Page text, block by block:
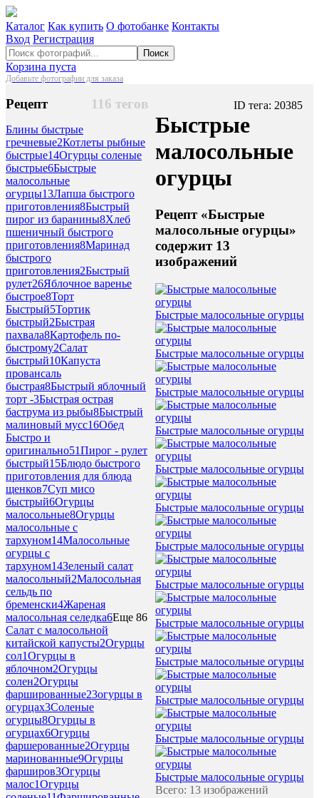
Каталог Как купить О фотобанке Контакты
Вход Регистрация
Поиск
Корзина пуста
Добавьте фотографии для заказа
116 тегов
Рецепт
Блины быстрые
гречневые2Котлеты рыбные
быстрые14Огурцы соленые
быстрые6Быстрые
малосольные
огурцы13Лапша быстрого
приготовления8Быстрый
пирог из баранины8Хлеб
пшеничный быстрого
приготовления8Маринад
быстрого
приготовления2Быстрый
рулет26Яблочное варенье
быстрое8Торт
Быстрый5Тортик
быстрый2Быстрая
пахвала8Картофель по-
быстрому2Салат
быстрый10Капуста
провансаль
быстрая8Быстрый яблочный
торт -3Быстрая острая
баструма из рыбы8Быстрый
малиновый мусс16Обед
Быстро и
оригинально51Пирог - рулет
быстрый15Блюдо быстрого
приготовления для блюда
щенков7Суп мисо
быстрый6Огурцы
малосольные8Огурцы
малосольные с
тархуном14Малосольные
огурцы с
тархуном14Зеленый салат
малосольный2Малосольная
сельдь по
бременски4Жареная
малосольная селедка6Еще 86
Салат с малосольной
китайской капусты2Огурцы
сол1Огурцы в
яблочном2Огурцы
солен2Огурцы
фаршированные23огурцы в
огурцах3Соленые
огурцы8Огурцы в
огурцах6Огурцы
фаршерованные2Огурцы
маринованные9Огурцы
фарширов3Огурцы
малос1Огурцы
ID тега: 20385
Быстрые
малосольные
огурцы
Рецепт «Быстрые
малосольные огурцы»
содержит 13
изображений
Быстрые малосольные огурцы
Быстрые малосольные огурцы
Быстрые малосольные огурцы
Быстрые малосольные огурцы
Быстрые малосольные огурцы
Быстрые малосольные огурцы
Быстрые малосольные огурцы
Быстрые малосольные огурцы
Быстрые малосольные огурцы
Быстрые малосольные огурцы
Быстрые малосольные огурцы
Быстрые малосольные огурцы
Быстрые малосольные огурцы
Всего: 13 изображений